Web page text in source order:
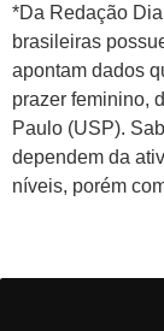
*Da Redação
brasileiras
apontam dados
prazer feminino,
Paulo (USP).
dependem da
níveis, porém